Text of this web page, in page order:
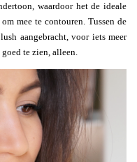
waardoor het de ideale
mee te contouren. Tussen de
aangebracht, voor iets meer
te zien, alleen.